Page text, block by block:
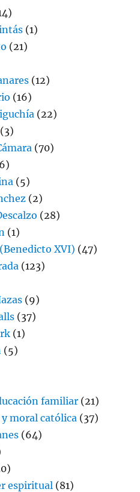
(1)
(21)
(12)
(16)
(22)
(3)
(70)
(5)
(2)
(28)
(1)
XVI) (47)
(123)
(9)
(37)
(1)
(5)
familiar (21)
y moral católica (37)
(64)
espiritual (81)